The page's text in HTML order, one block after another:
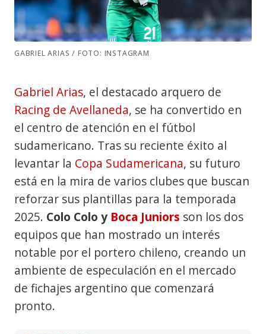
GABRIEL ARIAS / FOTO: INSTAGRAM
Gabriel Arias, el destacado arquero de
Racing de Avellaneda, se ha convertido en
el centro de atención en el fútbol
sudamericano. Tras su reciente éxito al
levantar la Copa Sudamericana, su futuro
está en la mira de varios clubes que buscan
reforzar sus plantillas para la temporada
2025. Colo Colo y Boca Juniors son los dos
equipos que han mostrado un interés
notable por el portero chileno, creando un
ambiente de especulación en el mercado
de fichajes argentino que comenzará
pronto.